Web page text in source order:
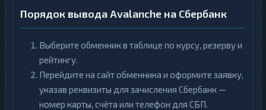
Порядок вывода Avalanche на Сбербанк
Выберите обменник в таблице по курсу, резерву и
рейтингу.
Перейдите на сайт обменника и оформите заявку,
указав реквизиты для зачисления Сбербанк —
номер карты, счёта или телефон для СБП.